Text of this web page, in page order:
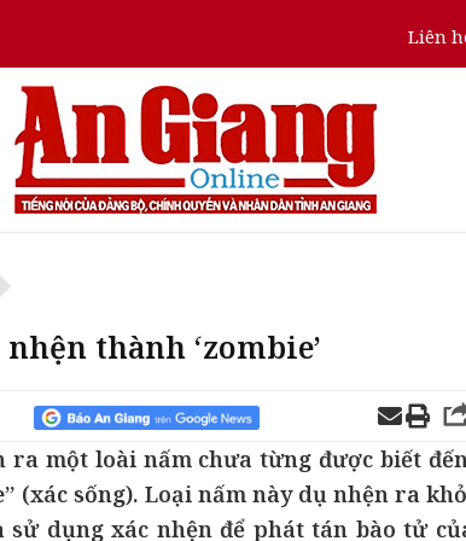
Liên
thành ‘zombie’
ra một loài nấm chưa từng được biết
(xác sống). Loại nấm này dụ nhện ra
dụng xác nhện để phát tán bào tử